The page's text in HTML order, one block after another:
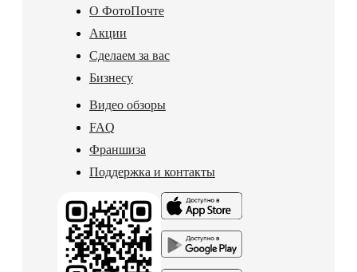
О ФотоПочте
Акции
Сделаем за вас
Бизнесу
Видео обзоры
FAQ
Франшиза
Поддержка и контакты